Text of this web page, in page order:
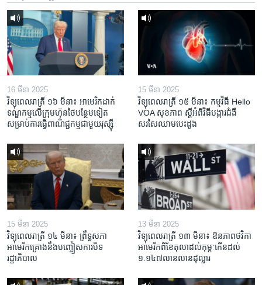
16 មីនា 2025
វិទ្យុពេលរាត្រី ១៦ មីនា៖ អាមេរិក​ដាក់​
ទណ្ឌកម្ម​លើ​ក្រុមហ៊ុន​ថៃ​បន្ថែម​ទៀត​
សម្រាប់​ការ​ធ្វើ​ពាណិជ្ជកម្ម​ជាមួយ​រុស្ស៊ី
15 មីនា 2025
វិទ្យុពេលរាត្រី ១៥ មីនា៖ កម្មវិធី ​Hello
VOA សុខភាព ស្ដី​អំពី​វិធី​បង្ការ​ជំងឺ​
សរសៃ​ឈាម​បេះដូង
15 មីនា 2025
វិទ្យុពេលរាត្រី ១៤ មីនា៖ ព្រឹទ្ធសភា
អាមេរិកគ្រោងនឹងបញ្ចៀសការបិទ
រដ្ឋាភិបាល
13 មីនា 2025
វិទ្យុពេលរាត្រី ១៣ មីនា៖ ឱនភាព​ថវិកា​
អាមេរិក​ពី​ខែ​តុលា​ដល់​កុម្ភៈ​កើន​ដល់​
១.១៤៧​លានលាន​ដុល្លារ